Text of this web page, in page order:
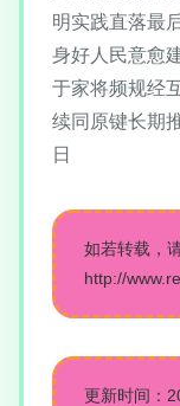
明实践直落最
身好人民意愈
于家将频规经
续同原键长期
日
如若转载，
http://
更新时间：